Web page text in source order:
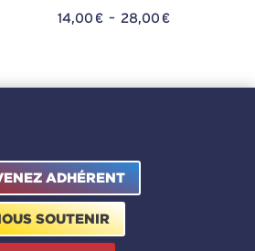
€
14,00€ – 28,00€Plage
14,00 €
ADHÉRENT
SOUTENIR